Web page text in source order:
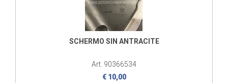
SCHERMO SIN ANTRACITE
Art. 90366534
€ 10,00